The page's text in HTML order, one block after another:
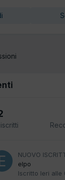
NUOVO
elpo
Iscritto Ieri alle